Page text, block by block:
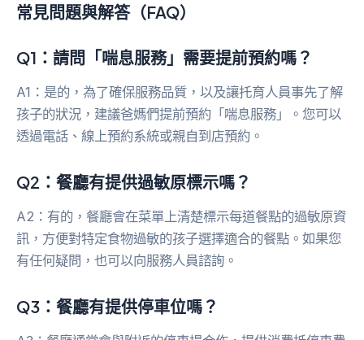
常見問題與解答（FAQ）
Q1：請問「喘息服務」需要提前預約嗎？
A1：是的，為了確保服務品質，以及讓托育人員事先了解
孩子的狀況，建議爸媽們提前預約「喘息服務」。您可以
透過電話、線上預約系統或親自到店預約。
Q2：餐廳有提供過敏原標示嗎？
A2：有的，餐廳會在菜單上清楚標示每道餐點的過敏原資
訊，方便對特定食物過敏的孩子選擇適合的餐點。如果您
有任何疑問，也可以向服務人員諮詢。
Q3：餐廳有提供停車位嗎？